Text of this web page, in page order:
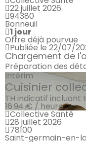
22 juillet 2026
94380
Bonneuil
1 jour
Offre déjà pourvue
Publiée le 22/07/
Chargement de
Préparation des
Intérim
Cuisinier
TH indicatif incluant
16.94 € / heure
Collective Santé
28 juillet 2026
78100
Saint-germain-en-